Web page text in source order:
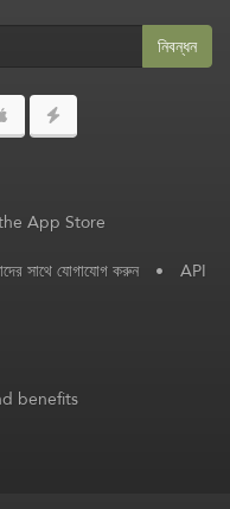
নিবন্ধন
সাথে যোগাযোগ করুন • API
benefits